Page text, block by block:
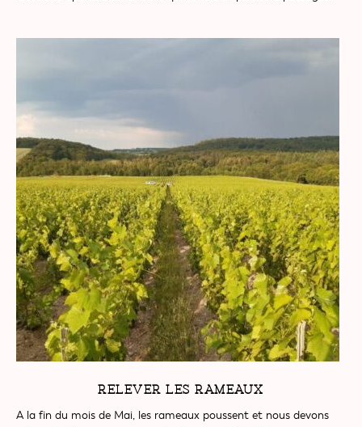
RELEVER LES RAMEAUX
A la fin du mois de Mai, les rameaux poussent et nous devons